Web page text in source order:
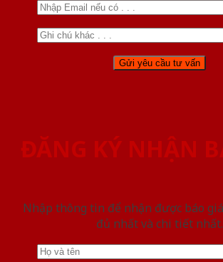
ĐĂNG KÝ NHẬN
Nhập thông tin để nhận được báo
đủ nhất và chi tiết nhất.